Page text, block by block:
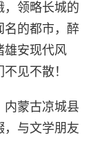
，领略长城的
名的都市，醉
雄安现代风
见不散！
内蒙古凉城县
，与文学朋友